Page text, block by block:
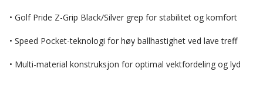
• Golf Pride Z-Grip Black/Silver grep for stabilitet og komfort
• Speed Pocket-teknologi for høy ballhastighet ved lave treff
• Multi-material konstruksjon for optimal vektfordeling og lyd